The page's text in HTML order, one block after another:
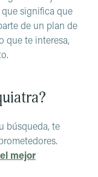
significa que
de un plan de
que te interesa,
búsqueda, te
mejor